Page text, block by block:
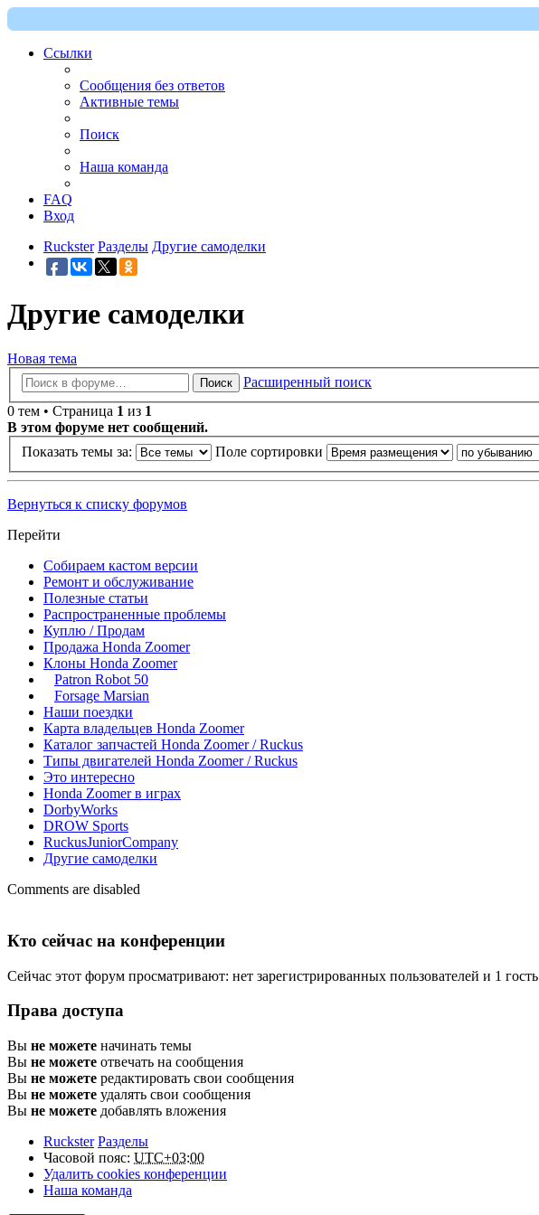
Ссылки
Сообщения без ответов
Активные темы
Поиск
Наша команда
FAQ
Вход
Ruckster Разделы Другие самоделки
Другие самоделки
Новая тема
Поиск
Расширенный поиск
0 тем • Страница 1 из 1
В этом форуме нет сообщений.
Показать темы за:
Поле сортировки
Вернуться к списку форумов
Перейти
Собираем кастом версии
Ремонт и обслуживание
Полезные статьи
Распространенные проблемы
Куплю / Продам
Продажа Honda Zoomer
Клоны Honda Zoomer
Patron Robot 50
Forsage Marsian
Наши поездки
Карта владельцев Honda Zoomer
Каталог запчастей Honda Zoomer / Ruckus
Типы двигателей Honda Zoomer / Ruckus
Это интересно
Honda Zoomer в играх
DorbyWorks
DROW Sports
RuckusJuniorCompany
Другие самоделки
Comments are disabled
Кто сейчас на конференции
Сейчас этот форум просматривают: нет зарегистрированных пользователей и 1 гость
Права доступа
Вы не можете начинать темы
Вы не можете отвечать на сообщения
Вы не можете редактировать свои сообщения
Вы не можете удалять свои сообщения
Вы не можете добавлять вложения
Ruckster Разделы
Часовой пояс: UTC+03:00
Удалить cookies конференции
Наша команда